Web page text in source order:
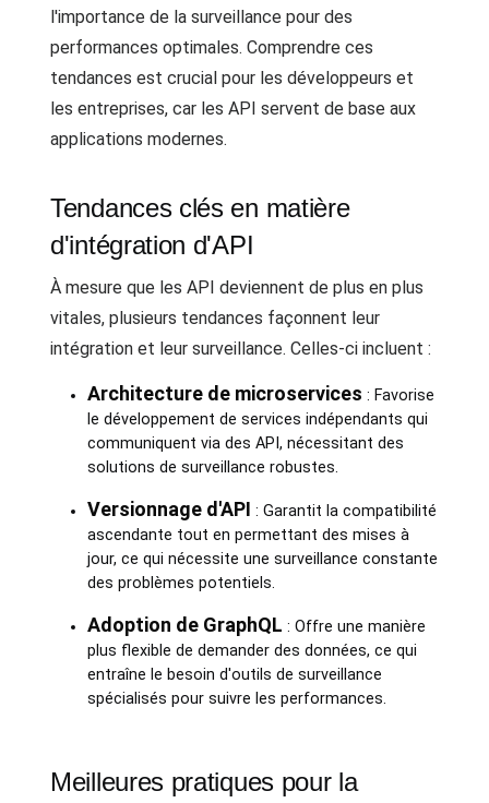
l'importance de la surveillance pour des
performances optimales. Comprendre ces
tendances est crucial pour les développeurs et
les entreprises, car les API servent de base aux
applications modernes.
Tendances clés en matière
d'intégration d'API
À mesure que les API deviennent de plus en plus
vitales, plusieurs tendances façonnent leur
intégration et leur surveillance. Celles-ci incluent :
Architecture de microservices : Favorise
le développement de services indépendants qui
communiquent via des API, nécessitant des
solutions de surveillance robustes.
Versionnage d'API : Garantit la compatibilité
ascendante tout en permettant des mises à
jour, ce qui nécessite une surveillance constante
des problèmes potentiels.
Adoption de GraphQL : Offre une manière
plus flexible de demander des données, ce qui
entraîne le besoin d'outils de surveillance
spécialisés pour suivre les performances.
Meilleures pratiques pour la